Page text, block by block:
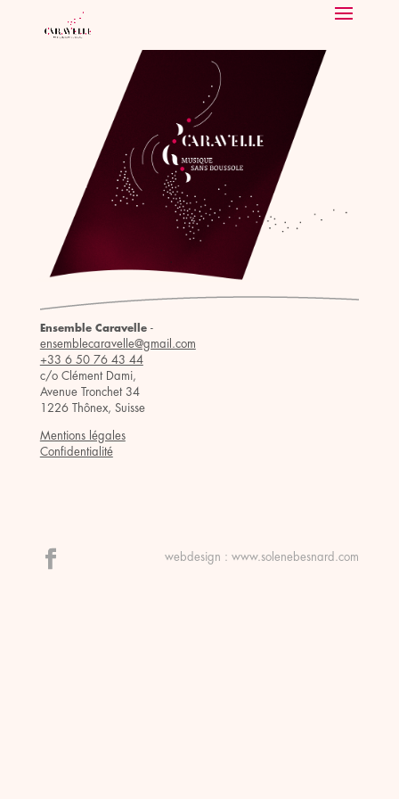
Ensemble Caravelle-
ensemblecaravelle@gmail.com
+33 6 50 76 43 44
c/o Clément Dami,
Avenue Tronchet 34
1226 Thônex, Suisse
Mentions légales
Confidentialité
webdesign :www.solenebesnard.com